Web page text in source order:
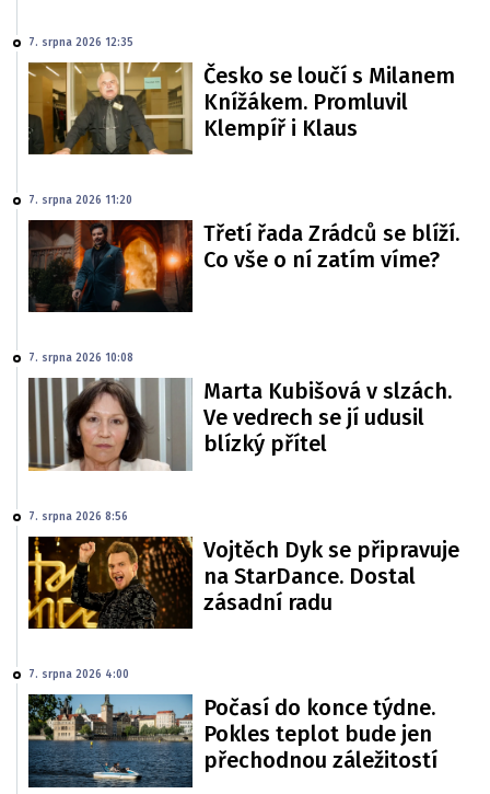
7. srpna 2026 12:35
Česko se loučí s Milanem
Knížákem. Promluvil
Klempíř i Klaus
7. srpna 2026 11:20
Třetí řada Zrádců se blíží.
Co vše o ní zatím víme?
7. srpna 2026 10:08
Marta Kubišová v slzách.
Ve vedrech se jí udusil
blízký přítel
7. srpna 2026 8:56
Vojtěch Dyk se připravuje
na StarDance. Dostal
zásadní radu
7. srpna 2026 4:00
Počasí do konce týdne.
Pokles teplot bude jen
přechodnou záležitostí